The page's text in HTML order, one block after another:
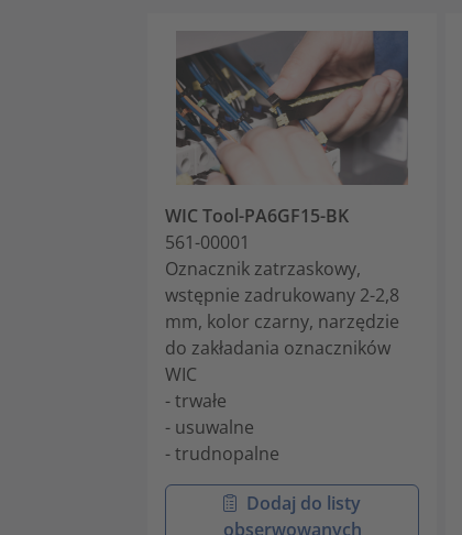
WIC Tool-PA6GF15-BK
561-00001
Oznacznik zatrzaskowy,
wstępnie zadrukowany 2-2,8
mm, kolor czarny, narzędzie
do zakładania oznaczników
WIC
- trwałe
- usuwalne
- trudnopalne
Dodaj do listy
obserwowanych